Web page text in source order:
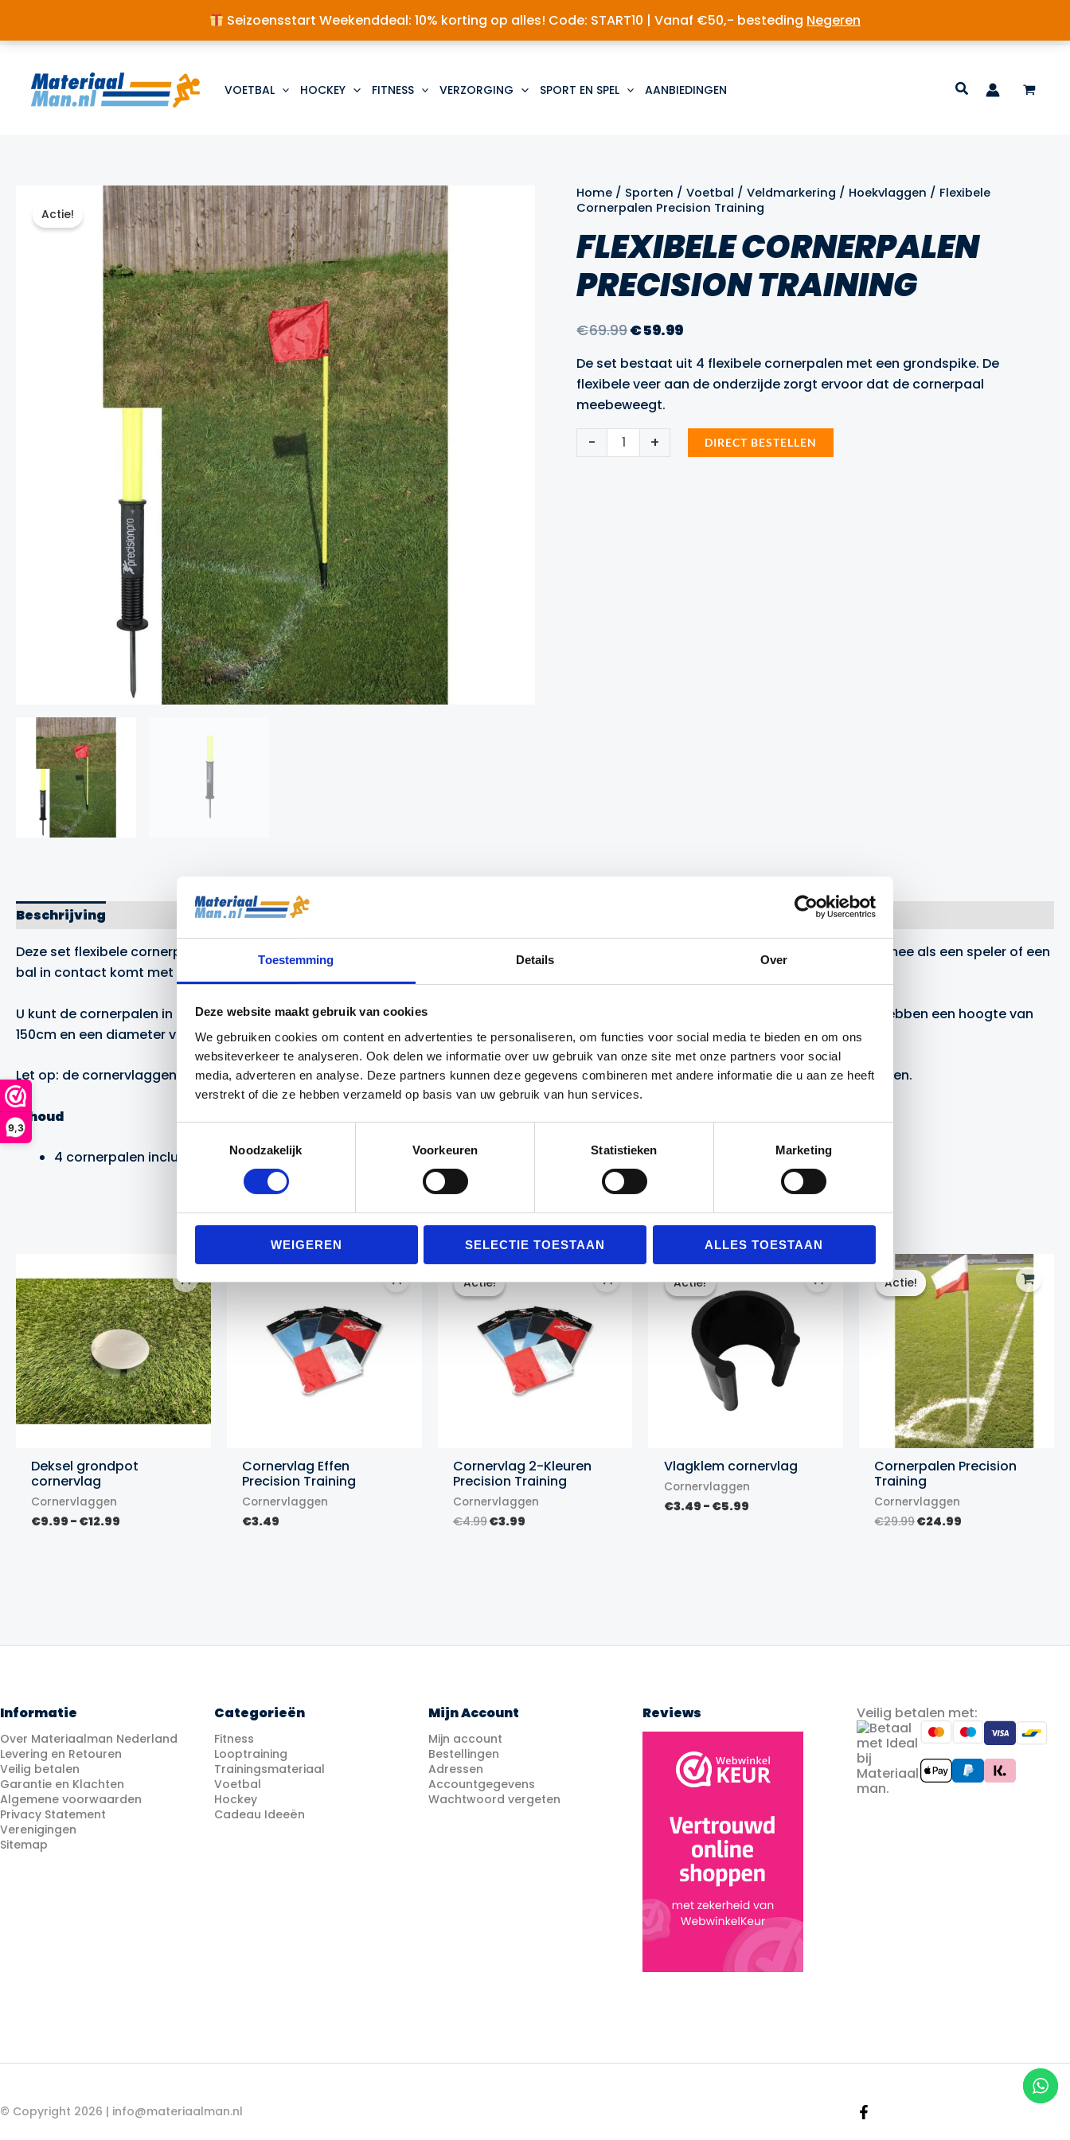
9,3
Toestemming Details Over
Deze website maakt gebruik van cookies
We gebruiken cookies om content en advertenties te personaliseren, om functies voor social media te bieden en om ons
websiteverkeer te analyseren. Ook delen we informatie over uw gebruik van onze site met onze partners voor social
media, adverteren en analyse. Deze partners kunnen deze gegevens combineren met andere informatie die u aan ze heeft
verstrekt of die ze hebben verzameld op basis van uw gebruik van hun services.
Noodzakelijk
Voorkeuren Statistieken Marketing
WEIGEREN SELECTIE TOESTAAN ALLES TOESTAAN
Seizoensstart Weekenddeal: 10% korting op alles! Code: START10 | Vanaf €50,- besteding Negeren
inhoud
VOETBAL HOCKEY FITNESS VERZORGING SPORT EN SPEL AANBIEDINGEN
Actie!
Home / Sporten /Voetbal /Veldmarkering / Hoekvlaggen / Flexibele
Cornerpalen Precision Training
FLEXIBELE CORNERPALEN
PRECISION TRAINING
€69.99Oorspronkelijke
was:
€69.99.
€59.99Huidige
is:
€59.99.
De set bestaat uit 4 flexibele cornerpalen met een grondspike. De
flexibele veer aan de onderzijde zorgt ervoor dat de cornerpaal
meebeweegt.
-
Flexibele
Cornerpalen+ DIRECT BESTELLEN
Beschrijving Aanvullende informatie
Merk
Deze set flexibele cornerpalen bestaat uit vier cornerpalen met een veer aan de onderzijde. Dankzij deze veer bewegen de cornerpalen mee als een speler of een
bal in contact komt met de cornerpaal. Dit voorkomt het breken van de cornerpaal en verlengt de levensduur.
U kunt de cornerpalen in de grond zetten met een grondspike die aan de onderzijde van de cornerpalen bevestigd zit. De cornerpalen hebben een hoogte van
150cm en een diameter van 3,06cm.
Let op: de cornervlaggen dienen apart bijbesteld te worden. Klikhiervoor de effen cornervlaggen ofhiervoor twee-kleurige cornervlaggen.
Inhoud
4 cornerpalen inclusief grondspikes
Gerelateerde producten
Deksel grondpot
cornervlag
Cornervlaggen
€9.99 - €12.99
Cornervlag Effen
Precision Training
Cornervlaggen
€3.49
Actie!
Actie!
Cornervlag 2-Kleuren
Precision Training
Cornervlaggen
€4.99Oorspronkelijke
€3.99Huidige
Actie!
Actie!
Vlagklem cornervlag
Cornervlaggen
€3.49 - €5.99Prijsklasse:
Actie!
Actie!
Cornerpalen Precision
Training
Cornervlaggen
€29.99Oorspronkelijke
€24.99
Informatie
Over Materiaalman Nederland
Levering en Retouren
Veilig betalen
Garantie en Klachten
Algemene voorwaarden
Privacy Statement
Verenigingen
Sitemap
Categorieën
Fitness
Looptraining
Trainingsmateriaal
Voetbal
Hockey
Cadeau Ideeën
Mijn Account
Mijn account
Bestellingen
Adressen
Accountgegevens
Wachtwoord vergeten
Reviews Veilig betalen met:
© Copyright 2026 | info@materiaalman.nl